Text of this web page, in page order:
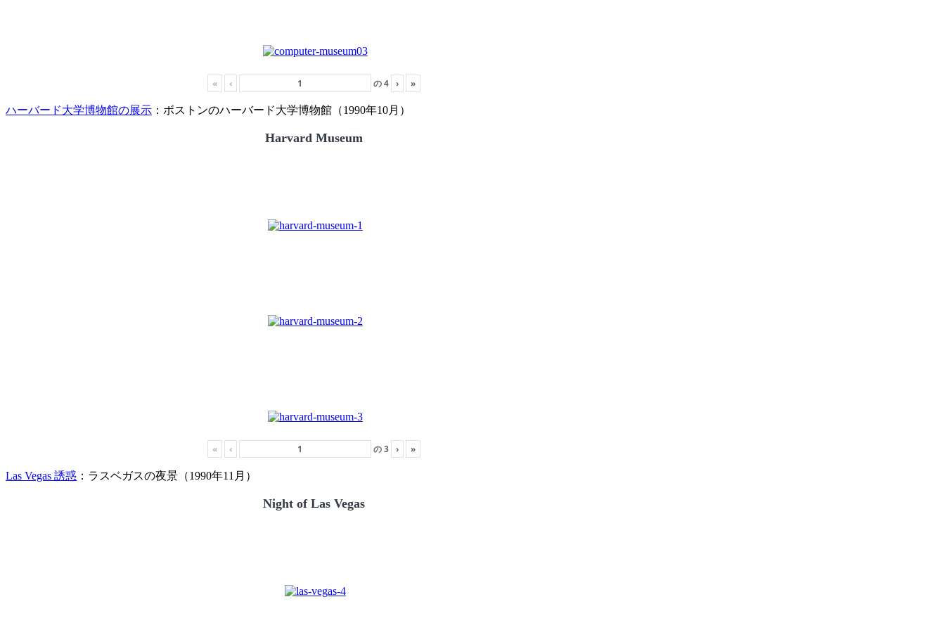
« ‹ の4 › »
ハーバード大学博物館の展示 ：ボストンのハーバード大学博物館（1990年10月）
Harvard Museum
« ‹ の3 › »
Las Vegas 誘惑 ：ラスベガスの夜景（1990年11月）
Night of Las Vegas